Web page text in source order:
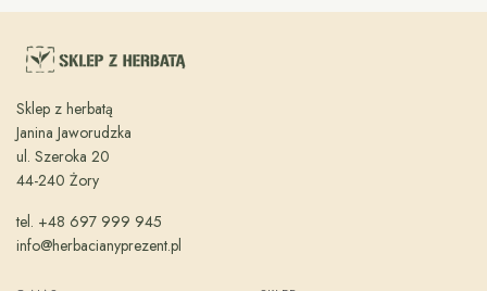
Sklep z herbatą
Janina Jaworudzka
ul. Szeroka 20
44-240 Żory
tel. +48 697 999 945
info@herbacianyprezent.pl